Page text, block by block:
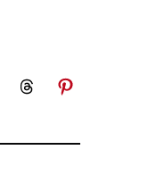
TelegramShare on ThreadsShare on Pinterest